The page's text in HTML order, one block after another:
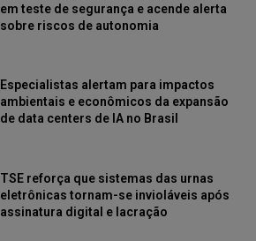
em teste de segurança e acende alerta
sobre riscos de autonomia
Especialistas alertam para impactos
ambientais e econômicos da expansão
de data centers de IA no Brasil
TSE reforça que sistemas das urnas
eletrônicas tornam-se invioláveis após
assinatura digital e lacração